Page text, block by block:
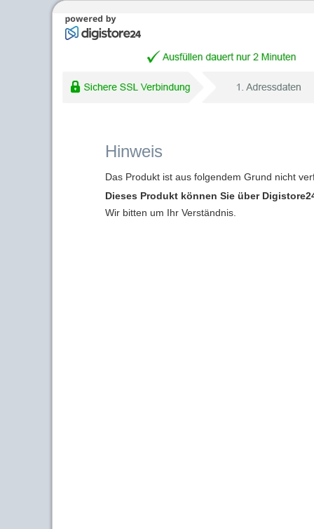
Hinweis
Das Produkt ist aus folgendem Grund nicht
Dieses Produkt können Sie über
Wir bitten um Ihr Verständnis.